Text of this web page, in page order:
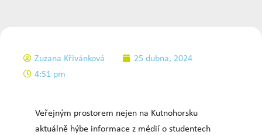
Zuzana Křivánková
25 dubna, 2024
4:51 pm
Veřejným prostorem nejen na Kutnohorsku
aktuálně hýbe informace z médií o studentech